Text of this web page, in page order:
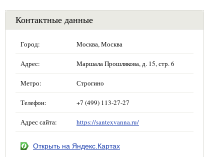
Контактные данные
Город: Москва, Москва
Адрес: Маршала Прошлякова, д. 15, стр. 6
Метро: Строгино
Телефон: +7 (499) 113-27-27
Адрес сайта: https://santexvanna.ru/
Открыть на Яндекс.Картах